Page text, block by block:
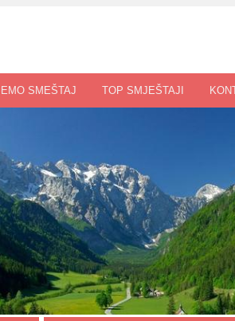
SMEŠTAJ TOP SMJEŠTAJI